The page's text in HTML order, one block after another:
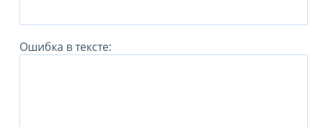
Ошибка в тексте: